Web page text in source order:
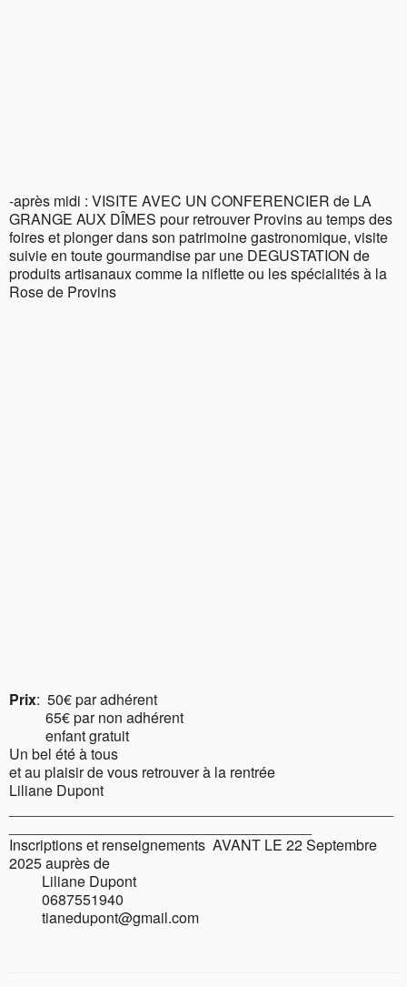
-après midi : VISITE AVEC UN CONFERENCIER de LA
GRANGE AUX DÎMES pour retrouver Provins au temps des
foires et plonger dans son patrimoine gastronomique, visite
suivie en toute gourmandise par une DEGUSTATION de
produits artisanaux comme la niflette ou les spécialités à la
Rose de Provins
Prix: 50€ par adhérent
65€ par non adhérent
enfant gratuit
Un bel été à tous
et au plaisir de vous retrouver à la rentrée
Liliane Dupont
Inscriptions et renseignements AVANT LE 22 Septembre
2025 auprès de
Liliane Dupont
0687551940
tianedupont@gmail.com